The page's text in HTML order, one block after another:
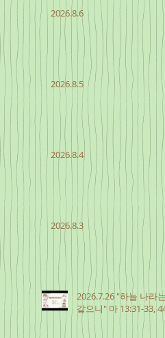
2026.8.6
2026.8.5
2026.8.4
2026.8.3
2026.7.26 "하늘 나라
같으니" 마 13:31-33,